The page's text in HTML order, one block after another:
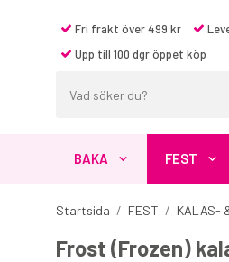
Fri frakt över 499 kr
Upp till 100 dgr öppet köp
BAKA FEST
Startsida / FEST / KALAS-
Frost (Frozen)